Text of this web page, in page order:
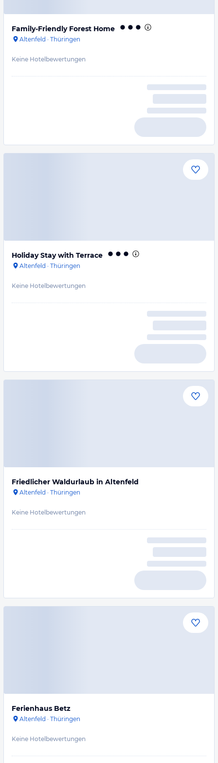
Family-Friendly Forest Home
Altenfeld · Thüringen
Keine Hotelbewertungen
Holiday Stay with Terrace
Altenfeld · Thüringen
Keine Hotelbewertungen
Friedlicher Waldurlaub in Altenfeld
Altenfeld · Thüringen
Keine Hotelbewertungen
Ferienhaus Betz
Altenfeld · Thüringen
Keine Hotelbewertungen